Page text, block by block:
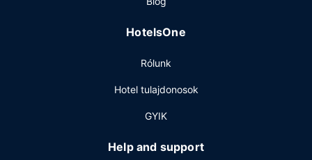
A szálláshelyen számítógépállomás, gyorsított
lehetőség is igénybe vehető. Az autóval érkező vendégek
HotelsOne
Rólunk
Hotel tulajdonosok
GYIK
Help and support